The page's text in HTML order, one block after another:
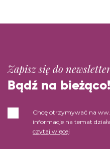
Zapisz się do
Bądź na bieżąco!
Chcę otrzymywać na
informacje na temat
czytaj więcej